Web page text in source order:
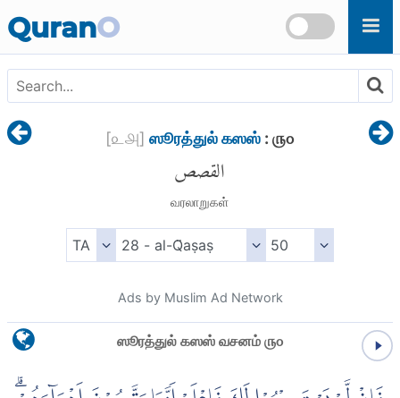
QuranO
[௨௮] ஸூரத்துல் கஸஸ் : ௫௦
القصص
வரலாறுகள்
Ads by Muslim Ad Network
ஸூரத்துல் கஸஸ் வசனம் ௫௦